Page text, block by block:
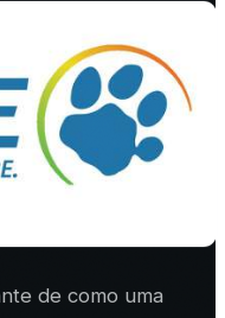
de como uma